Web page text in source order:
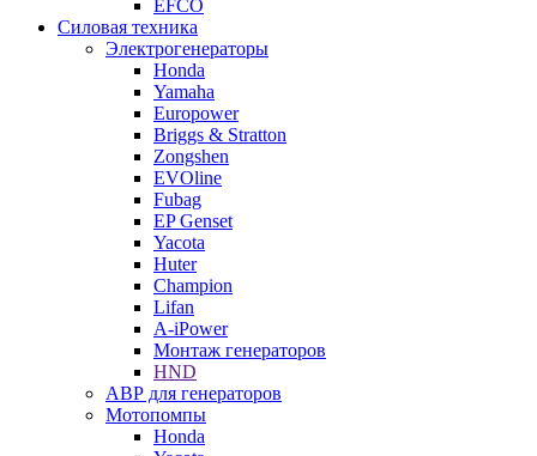
EFCO
Силовая техника
Электрогенераторы
Honda
Yamaha
Europower
Briggs & Stratton
Zongshen
EVOline
Fubag
EP Genset
Yacota
Huter
Champion
Lifan
A-iPower
Монтаж генераторов
HND
АВР для генераторов
Мотопомпы
Honda